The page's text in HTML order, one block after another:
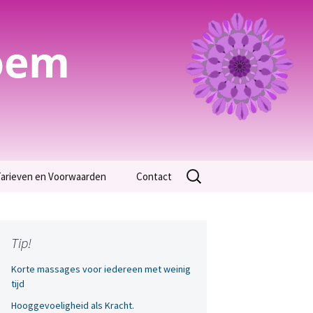
en Voorwaarden
Tarieven
Contact
Zoeken
naar:
Tip!
Korte massages voor iedereen met weinig
tijd
Hooggevoeligheid als Kracht.